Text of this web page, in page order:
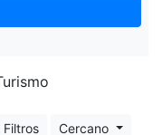
Filtros Cercano